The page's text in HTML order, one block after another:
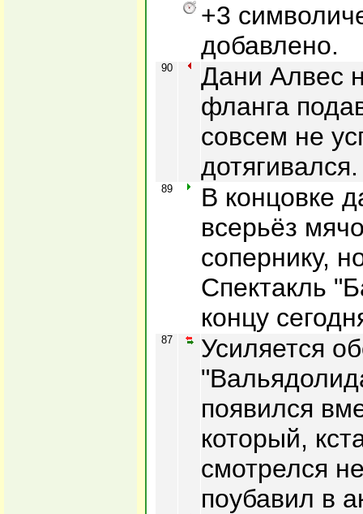
+3
добавлено.
90
Дани Алвес
фланга
совсем не
дотягивался.
89
В концовке
всерьёз
сопернику,
Спектакль
концу
87
Усиляется
появился
который,
смотрелся
поубавил в